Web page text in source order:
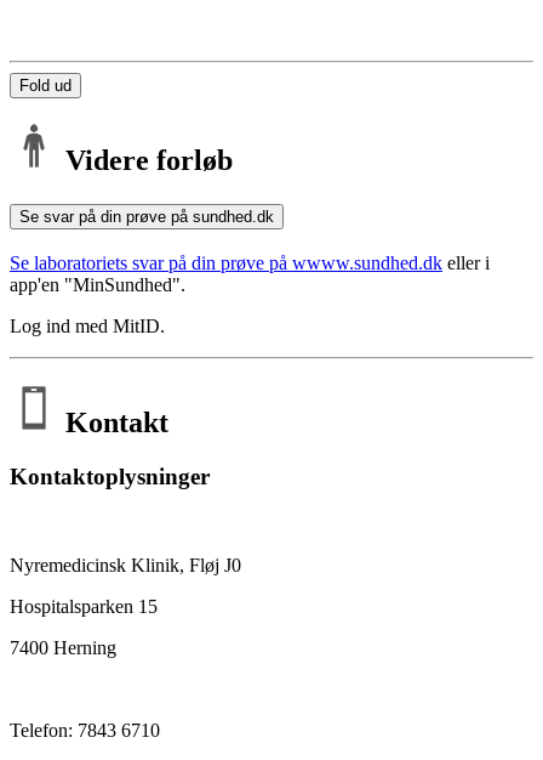
Fold ud
Videre forløb
Se svar på din prøve på sundhed.dk
Se laboratoriets svar på din prøve på wwww.sundhed.dk eller i
app'en "MinSundhed".
Log ind med MitID.
Kontakt
Kontaktoplysninger
Nyremedicinsk Klinik, Fløj J0
Hospitalsparken 15
7400 Herning
Telefon: 7843 6710